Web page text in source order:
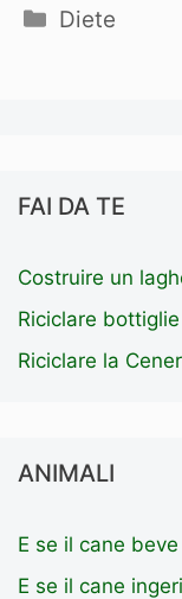
Categorie
Diete
FAI DA TE
Costruire un
Riciclare
Riciclare la
ANIMALI
E se il cane
E se il cane